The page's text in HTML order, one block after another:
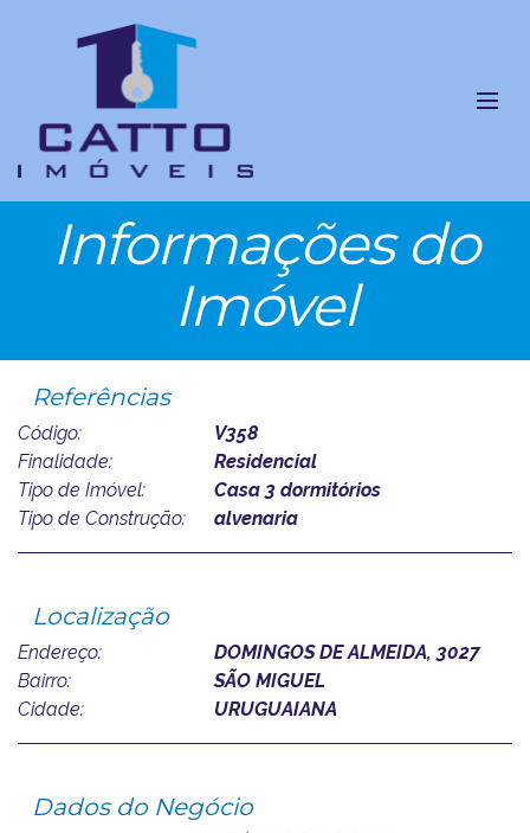
Informações do
Imóvel
Referências
Código:
V358
Finalidade:
Residencial
Tipo de Imóvel:
Casa 3 dormitórios
Tipo de Construção:
alvenaria
Localização
Endereço:
DOMINGOS DE ALMEIDA, 3027
Bairro:
SÃO MIGUEL
Cidade:
URUGUAIANA
Dados do Negócio